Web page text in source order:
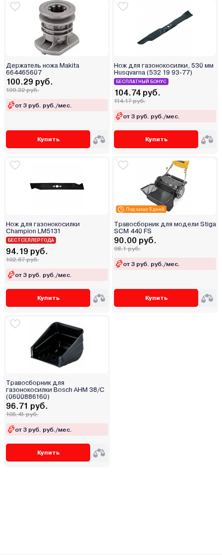
Держатель ножа Makita
664465607
100.29 руб.
109.32 руб.
от 3 руб. руб./мес.
Купить
Нож для газонокосилки, 530 мм
Husqvarna (532 19 93-77)
БЕСПЛАТНЫЙ БОНУС
104.74 руб.
114.17 руб.
от 3 руб. руб./мес.
Купить
Нож для газонокосилки
Champion LM5131
БЕСТСЕЛЛЕР ГОДА
94.19 руб.
102.67 руб.
от 3 руб. руб./мес.
Купить
Под заказ 5 дней
Травосборник для модели Stiga
SCM 440 FS
90.00 руб.
98.1 руб.
от 3 руб. руб./мес.
Купить
Травосборник для
газонокосилки Bosch AHM 38/C
(0600886160)
96.71 руб.
105.41 руб.
от 3 руб. руб./мес.
Купить